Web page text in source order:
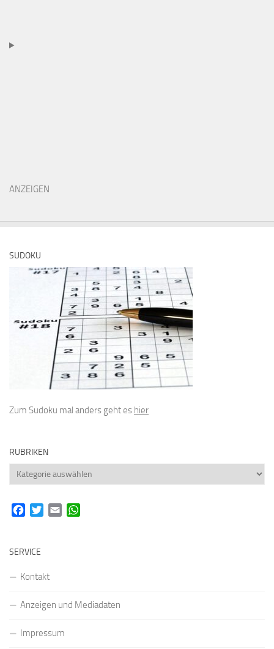
ANZEIGEN
SUDOKU
Zum Sudoku mal anders geht es hier
RUBRIKEN
Rubriken
FacebookTwitterEmail
SERVICE
Kontakt
Anzeigen und Mediadaten
Impressum